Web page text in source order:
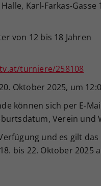
Karl-Farkas-Gasse
von 12 bis 18 Jahren
turniere/258108
Oktober 2025, um
können sich per E-
Verein und
und es gilt
bis 22. Oktober 2025